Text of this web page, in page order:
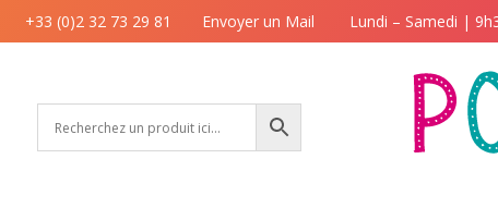
+33 (0)2 32 73 29 81 Envoyer un Mail Lundi – Samedi |